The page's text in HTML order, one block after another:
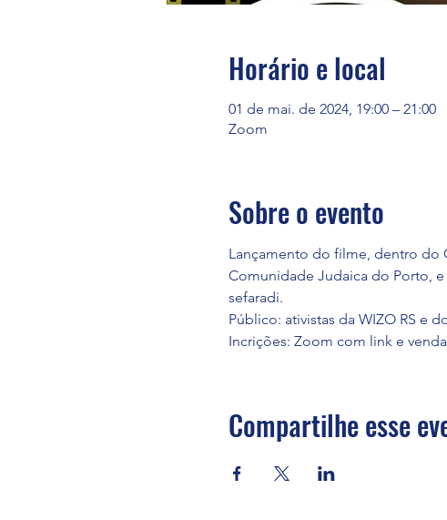
Horário e local
01 de mai. de 2024, 19:00 – 21:00
Zoom
Sobre o evento
Lançamento do filme, dentro do
Comunidade Judaica do Porto,
sefaradi.
Público: ativistas da WIZO RS e
Incrições: Zoom com link e
Compartilhe esse